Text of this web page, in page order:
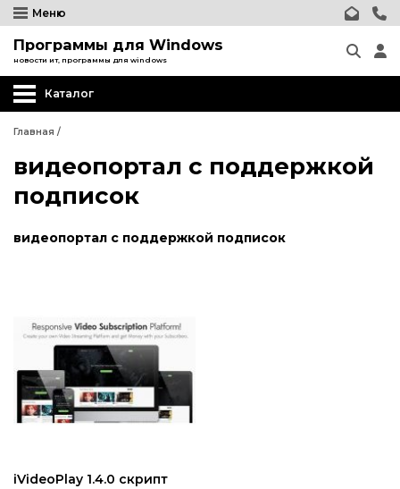
Меню
Программы для Windows
новости ит, программы для windows
Каталог
Главная /
видеопортал с поддержкой
подписок
видеопортал с поддержкой подписок
iVideoPlay 1.4.0 скрипт